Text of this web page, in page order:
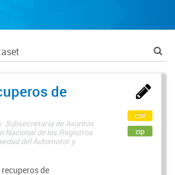
de
Subsecretaría de Asuntos
Nacional de los Registros
del Automotor y
de
csv
zip